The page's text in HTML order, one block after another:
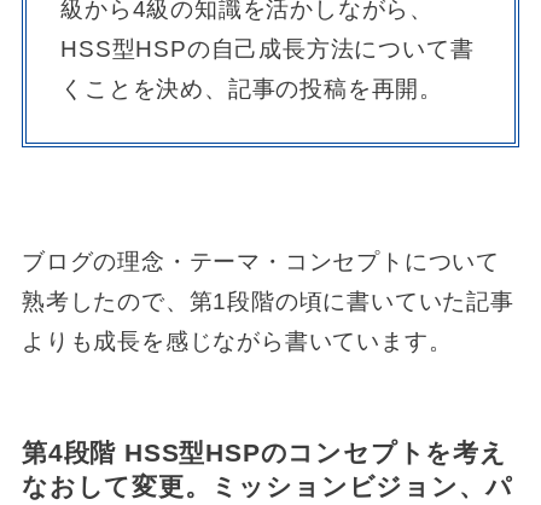
級から4級の知識を活かしながら、
HSS型HSPの自己成長方法について書
くことを決め、記事の投稿を再開。
ブログの理念・テーマ・コンセプトについて
熟考したので、第1段階の頃に書いていた記事
よりも成長を感じながら書いています。
第4段階 HSS型HSPのコンセプトを考え
なおして変更。ミッションビジョン、パ